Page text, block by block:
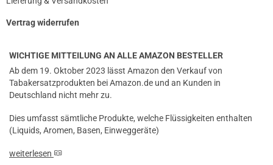
Vertrag widerrufen
WICHTIGE MITTEILUNG AN ALLE AMAZON BESTELLER
Ab dem 19. Oktober 2023 lässt Amazon den Verkauf von
Tabakersatzprodukten bei Amazon.de und an Kunden in
Deutschland nicht mehr zu.
Dies umfasst sämtliche Produkte, welche Flüssigkeiten enthalten
(Liquids, Aromen, Basen, Einweggeräte)
weiterlesen